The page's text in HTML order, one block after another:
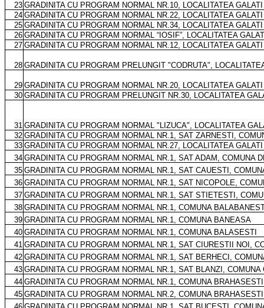
23 GRADINITA CU PROGRAM NORMAL NR.10, LOCALITATEA GALATI
24 GRADINITA CU PROGRAM NORMAL NR.22, LOCALITATEA GALATI
25 GRADINITA CU PROGRAM NORMAL NR.34, LOCALITATEA GALATI
26 GRADINITA CU PROGRAM NORMAL “IOSIF”, LOCALITATEA
27 GRADINITA CU PROGRAM NORMAL NR.12, LOCALITATEA GALATI
28 GRADINITA CU PROGRAM PRELUNGIT "CODRUTA",
29 GRADINITA CU PROGRAM NORMAL NR.20, LOCALITATEA GALATI
30 GRADINITA CU PROGRAM PRELUNGIT NR.30, LOCALITATEA
31 GRADINITA CU PROGRAM NORMAL "LIZUCA", LOCALITATEA
32 GRADINITA CU PROGRAM NORMAL NR.1, SAT ZARNESTI,
33 GRADINITA CU PROGRAM NORMAL NR.27, LOCALITATEA GALATI
34 GRADINITA CU PROGRAM NORMAL NR.1, SAT ADAM, COMUNA
35 GRADINITA CU PROGRAM NORMAL NR.1, SAT CAUESTI,
36 GRADINITA CU PROGRAM NORMAL NR.1, SAT NICOPOLE,
37 GRADINITA CU PROGRAM NORMAL NR.1, SAT STIETESTI,
38 GRADINITA CU PROGRAM NORMAL NR.1, COMUNA
39 GRADINITA CU PROGRAM NORMAL NR.1, COMUNA BANEASA
40 GRADINITA CU PROGRAM NORMAL NR.1, COMUNA BALASESTI
41 GRADINITA CU PROGRAM NORMAL NR.1, SAT CIURESTII NOI,
42 GRADINITA CU PROGRAM NORMAL NR.1, SAT BERHECI,
43 GRADINITA CU PROGRAM NORMAL NR.1, SAT BLANZI, COMUNA
44 GRADINITA CU PROGRAM NORMAL NR.1, COMUNA BRAHASESTI
45 GRADINITA CU PROGRAM NORMAL NR.2, COMUNA BRAHASESTI